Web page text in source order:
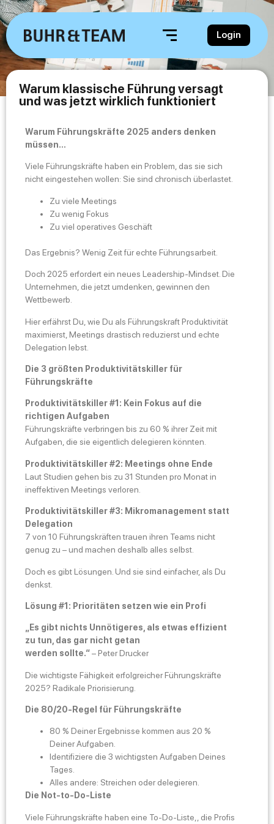
Login
Warum klassische Führung versagt
und was jetzt wirklich funktioniert
Warum Führungskräfte 2025 anders denken
müssen…
Viele Führungskräfte haben ein Problem, das sie sich
nicht eingestehen wollen: Sie sind chronisch überlastet.
Zu viele Meetings
Zu wenig Fokus
Zu viel operatives Geschäft
Das Ergebnis? Wenig Zeit für echte Führungsarbeit.
Doch 2025 erfordert ein neues Leadership-Mindset. Die
Unternehmen, die jetzt umdenken, gewinnen den
Wettbewerb.
Hier erfährst Du, wie Du als Führungskraft Produktivität
maximierst, Meetings drastisch reduzierst und echte
Delegation lebst.
Die 3 größten Produktivitätskiller für
Führungskräfte
Produktivitätskiller #1: Kein Fokus auf die
richtigen Aufgaben
Führungskräfte verbringen bis zu 60 % ihrer Zeit mit
Aufgaben, die sie eigentlich delegieren könnten.
Produktivitätskiller #2: Meetings ohne Ende
Laut Studien gehen bis zu 31 Stunden pro Monat in
ineffektiven Meetings verloren.
Produktivitätskiller #3: Mikromanagement statt
Delegation
7 von 10 Führungskräften trauen ihren Teams nicht
genug zu – und machen deshalb alles selbst.
Doch es gibt Lösungen. Und sie sind einfacher, als Du
denkst.
Lösung #1: Prioritäten setzen wie ein Profi
„Es gibt nichts Unnötigeres, als etwas effizient
zu tun, das gar nicht getan
werden sollte.“– Peter Drucker
Die wichtigste Fähigkeit erfolgreicher Führungskräfte
2025? Radikale Priorisierung.
Die 80/20-Regel für Führungskräfte
80 % Deiner Ergebnisse kommen aus 20 %
Deiner Aufgaben.
Identifiziere die 3 wichtigsten Aufgaben Deines
Tages.
Alles andere: Streichen oder delegieren.
Die Not-to-Do-Liste
Viele Führungskräfte haben eine To-Do-Liste,, die Profis